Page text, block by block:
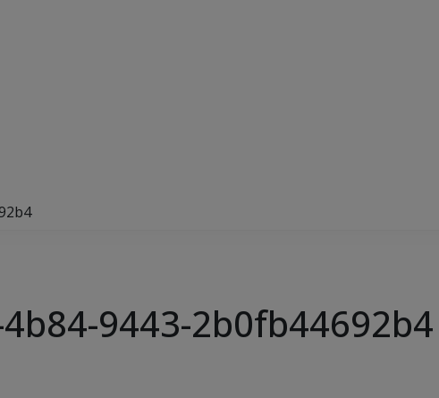
9443-2b0fb44692b4